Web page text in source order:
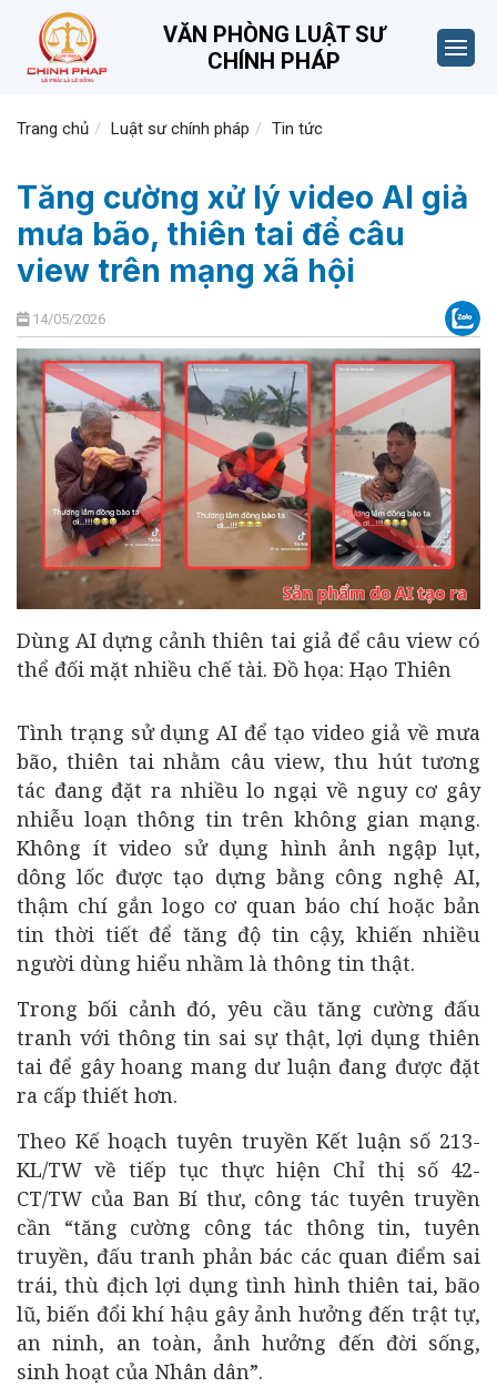
VĂN PHÒNG LUẬT SƯ
CHÍNH PHÁP
Trang chủ Luật sư chính pháp Tin tức
Tăng cường xử lý video AI giả
mưa bão, thiên tai để câu
view trên mạng xã hội
14/05/2026
Dùng AI dựng cảnh thiên tai giả để câu view có
thể đối mặt nhiều chế tài. Đồ họa: Hạo Thiên
Tình trạng sử dụng AI để tạo video giả về mưa
bão, thiên tai nhằm câu view, thu hút tương
tác đang đặt ra nhiều lo ngại về nguy cơ gây
nhiễu loạn thông tin trên không gian mạng.
Không ít video sử dụng hình ảnh ngập lụt,
dông lốc được tạo dựng bằng công nghệ AI,
thậm chí gắn logo cơ quan báo chí hoặc bản
tin thời tiết để tăng độ tin cậy, khiến nhiều
người dùng hiểu nhầm là thông tin thật.
Trong bối cảnh đó, yêu cầu tăng cường đấu
tranh với thông tin sai sự thật, lợi dụng thiên
tai để gây hoang mang dư luận đang được đặt
ra cấp thiết hơn.
Theo Kế hoạch tuyên truyền Kết luận số 213-
KL/TW về tiếp tục thực hiện Chỉ thị số 42-
CT/TW của Ban Bí thư, công tác tuyên truyền
cần “tăng cường công tác thông tin, tuyên
truyền, đấu tranh phản bác các quan điểm sai
trái, thù địch lợi dụng tình hình thiên tai, bão
lũ, biến đổi khí hậu gây ảnh hưởng đến trật tự,
an ninh, an toàn, ảnh hưởng đến đời sống,
sinh hoạt của Nhân dân”.